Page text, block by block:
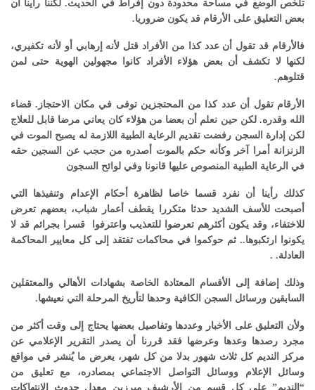
تلخص الوضع في مساحة محدودة دون إفراط في الحديث. لكننا رأينا أن
بعض التعليق على الأرقام قد يكون ضروريا.
فالأرقام قد تقول أن عدد كذا من الأفراد قتل لأنه إرهابي أو لأنه تكفيري،
لكنها لا تكشف أن بعض هؤلاء الأفراد كانوا مجهولين الهوية حتى لمن
قتلوهم.
الأرقام تقول أن عدد كذا من المحتجزين توفى في مكان الاحتجاز. قضاء
الله وقدره. لكن حين نعلم أن بعضا من هؤلاء كان يعاني مرضا قابل للعلاج
لكن إدارة السجن رفضت تقديم الرعاية الطبية اللازمة له يصبح الموت في
الزنزانة أمرا آخر وكأنه حكم بالموت أصدره من حجب عن السجين حقه
في الرعاية الطبية المنصوص عليها قانونا وفي لوائح السجون
كذلك رأينا أن نفرد قسما خاصا لظاهرة أحكام الإعدام وتنفيذها التي
أصبحت للأسف الشديد حدثا متكررا يقطف أعمار شباب، بعضهم تعرض
للاختفاء، وقد يكون أكثرهم تعرضوا للتعذيب واعترفوا قسرا بجرائم قد لا
يكونوا ارتكبوها.. ثم حوكموا في محاكمات تفتقد إلى كل معايير المحاكمة
العادلة. .
وذلك إضافة إلى الأقسام المعتادة الخاصة بشهادات الأهالي والمعتقلين
السابقين ورسائل السجن الكافية وحدها لتأريخ المرحلة التي نعيشها.
ولأن التعليق على الأخبار وعددها وتفاصيل بعضها يحتاج إلى وقت أكثر من
مجرد رصدها وعدها وعرضها فقد قررنا أن يصدر التقرير الإعلامي عن
مركز النديم كل ثلاث شهور بدلا من كل شهر، يعرض ما يُنشر في مواقع
وسائل الإعلام ووسائل التواصل الاجتماعي بمصادره، مع تعليق من
“النديم” على كل قسم من الأرشيف مبرزين معدل حدوث الانتهاكات